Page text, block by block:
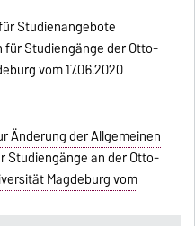
Studienangebote
Studiengänge der Otto-
vom 17.06.2020
Änderung der Allgemeinen
Studiengänge an der Otto-
Magdeburg vom